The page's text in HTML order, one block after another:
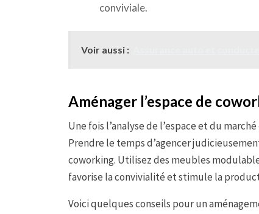
conviviale.
Voir aussi :
Aménager l’espace de
Une fois l’analyse de l’espace et du
Prendre le temps d’agencer
coworking. Utilisez des meubles
favorise la convivialité et stimule la
Voici quelques conseils pour un